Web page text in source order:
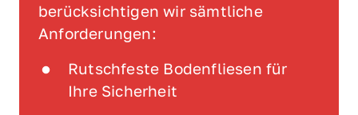
berücksichtigen wir sämtliche
Anforderungen:
Rutschfeste Bodenfliesen für
Ihre Sicherheit